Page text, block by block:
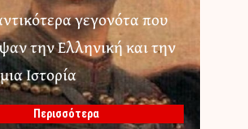
γεγονότα που
την Ελληνική και την
Ιστορία
Περισσότερα